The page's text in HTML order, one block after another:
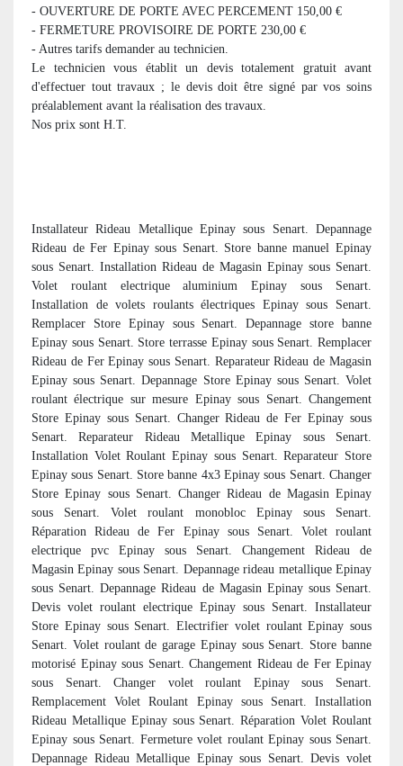
- OUVERTURE DE PORTE AVEC PERCEMENT 150,00 €
- FERMETURE PROVISOIRE DE PORTE 230,00 €
- Autres tarifs demander au technicien.
Le technicien vous établit un devis totalement gratuit avant
d'effectuer tout travaux ; le devis doit être signé par vos soins
préalablement avant la réalisation des travaux.
Nos prix sont H.T.
Installateur Rideau Metallique Epinay sous Senart. Depannage
Rideau de Fer Epinay sous Senart. Store banne manuel Epinay
sous Senart. Installation Rideau de Magasin Epinay sous Senart.
Volet roulant electrique aluminium Epinay sous Senart.
Installation de volets roulants électriques Epinay sous Senart.
Remplacer Store Epinay sous Senart. Depannage store banne
Epinay sous Senart. Store terrasse Epinay sous Senart. Remplacer
Rideau de Fer Epinay sous Senart. Reparateur Rideau de Magasin
Epinay sous Senart. Depannage Store Epinay sous Senart. Volet
roulant électrique sur mesure Epinay sous Senart. Changement
Store Epinay sous Senart. Changer Rideau de Fer Epinay sous
Senart. Reparateur Rideau Metallique Epinay sous Senart.
Installation Volet Roulant Epinay sous Senart. Reparateur Store
Epinay sous Senart. Store banne 4x3 Epinay sous Senart. Changer
Store Epinay sous Senart. Changer Rideau de Magasin Epinay
sous Senart. Volet roulant monobloc Epinay sous Senart.
Réparation Rideau de Fer Epinay sous Senart. Volet roulant
electrique pvc Epinay sous Senart. Changement Rideau de
Magasin Epinay sous Senart. Depannage rideau metallique Epinay
sous Senart. Depannage Rideau de Magasin Epinay sous Senart.
Devis volet roulant electrique Epinay sous Senart. Installateur
Store Epinay sous Senart. Electrifier volet roulant Epinay sous
Senart. Volet roulant de garage Epinay sous Senart. Store banne
motorisé Epinay sous Senart. Changement Rideau de Fer Epinay
sous Senart. Changer volet roulant Epinay sous Senart.
Remplacement Volet Roulant Epinay sous Senart. Installation
Rideau Metallique Epinay sous Senart. Réparation Volet Roulant
Epinay sous Senart. Fermeture volet roulant Epinay sous Senart.
Depannage Rideau Metallique Epinay sous Senart. Devis volet